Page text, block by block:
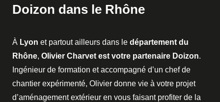
Doizon dans le Rhône
À Lyon et partout ailleurs dans le département du
Rhône, Olivier Charvet est votre partenaire Doizon.
Ingénieur de formation et accompagné d’un chef de
chantier expérimenté, Olivier donne vie à votre projet
d’aménagement extérieur en vous faisant profiter de la